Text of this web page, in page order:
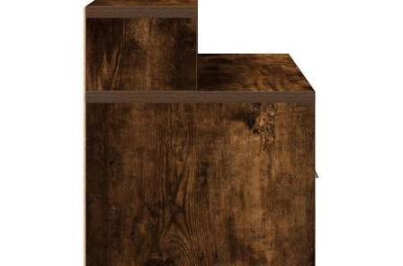
Когато плащате с NewPay, всъщност NewPay плаща
поръчката Ви вместо Вас. Вие я получавате и
разполагате с три начина да я платите към тях:
Отложено до 30 дни от момента на изпращане на
поръчката без оскъпяване. За покупки на стойност до
400 лв. / €204,52
Плащане на 4 вноски. Заплащате 20% от стойността на
поръчката си на момента с карта. Останалата сума се
разделя на 3 равни месечни вноски без оскъпяване. За
покупки на стойност до 1000 лв. / €511.31
Плащане на 6 вноски. Стойността на поръчката се
разпределя в 6 равни месечни вноски с оскъпяване. За
покупки на стойност до 2000 лв. / €1022.61